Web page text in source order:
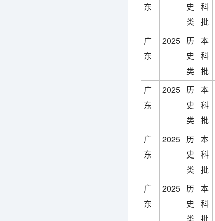
东
史
类
科
批
广
东
2025 历
史
类
本
科
批
广
东
2025 历
史
类
本
科
批
广
东
2025 历
史
类
本
科
批
广
东
2025 历
史
本
科